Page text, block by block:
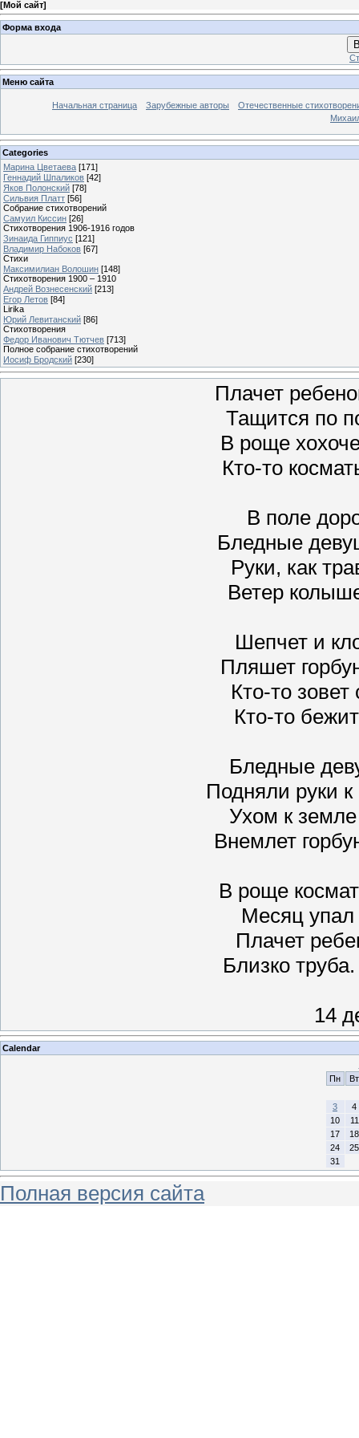
[Мой сайт]
Форма входа
Меню сайта
Начальная страница Зарубежные авторы
Отечественные
Categories
Марина Цветаева [171]
Геннадий Шпаликов [42]
Яков Полонский [78]
Сильвия Платт [56]
Собрание стихотворений
Самуил Киссин [26]
Стихотворения 1906-1916 годов
Зинаида Гиппиус [121]
Владимир Набоков [67]
Стихи
Максимилиан Волошин [148]
Стихотворения 1900 – 1910
Андрей Вознесенский [213]
Егор Летов [84]
Lirika
Юрий Левитанский [86]
Стихотворения
Федор Иванович Тютчев [713]
Полное собрание стихотворений
Иосиф Бродский [230]
Плачет
Тащится по
В роще
Кто-то
В поле
Бледные
Руки, как
Ветер
Шепчет и
Пляшет
Кто-то
Кто-то
Бледные
Подняли руки
Ухом к
Внемлет
В роще
Месяц упал
Плачет
Близко
14
Calendar
Пн
Вт
3
4
10
11
17
18
24
25
31
Полная версия сайта